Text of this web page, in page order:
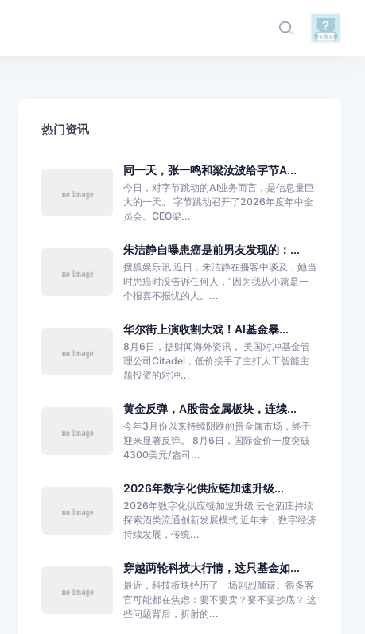
热门资讯
同一天，张一鸣和梁汝波给字节A...
今日，对字节跳动的AI业务而言，是信息量巨
大的一天。 字节跳动召开了2026年度年中全
员会。CEO梁...
朱洁静自曝患癌是前男友发现的：...
搜狐娱乐讯 近日，朱洁静在播客中谈及，她当
时患癌时没告诉任何人，“因为我从小就是一
个报喜不报忧的人。...
华尔街上演收割大戏！AI基金暴...
8月6日，据财闻海外资讯， 美国对冲基金管
理公司Citadel，低价接手了主打人工智能主
题投资的对冲...
黄金反弹，A股贵金属板块，连续...
今年3月份以来持续阴跌的贵金属市场，终于
迎来显著反弹。 8月6日，国际金价一度突破
4300美元/盎司...
2026年数字化供应链加速升级...
2026年数字化供应链加速升级 云仓酒庄持续
探索酒类流通创新发展模式 近年来，数字经济
持续发展，传统...
穿越两轮科技大行情，这只基金如...
最近，科技板块经历了一场剧烈颠簸。很多客
官可能都在焦虑：要不要卖？要不要抄底？ 这
些问题背后，折射的...